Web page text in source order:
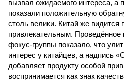
вызвал ожидаемого интереса, а
показали положительную
столь велики. Китай же видится
привлекательным. Проведённое
фокус-группы показало, что
интерес у китайцев, а надпись
добавляет продукту особой
воспринимается как знак